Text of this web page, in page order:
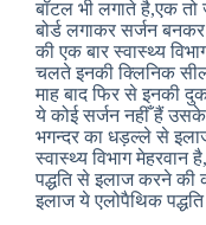
बॉटल भी लगाते है,एक
बोर्ड लगाकर सर्जन
की एक बार स्वास्थ्य
चलते इनकी क्लिनिक
माह बाद फिर से इनकी
ये कोई सर्जन नहीँ हैं
भगन्दर का धड़ल्ले से
स्वास्थ्य विभाग मेहरवान
पद्धति से इलाज करने की
इलाज ये एलोपैथिक